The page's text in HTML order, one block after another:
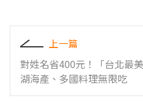
上一篇
對姓名省400元！「台北最
湖海產、多國料理無限吃